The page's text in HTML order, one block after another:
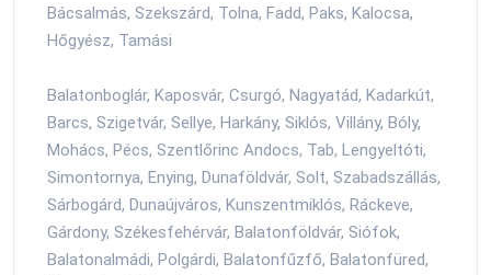
Bácsalmás, Szekszárd, Tolna, Fadd, Paks, Kalocsa,
Hőgyész, Tamási
Balatonboglár, Kaposvár, Csurgó, Nagyatád, Kadarkút,
Barcs, Szigetvár, Sellye, Harkány, Siklós, Villány, Bóly,
Mohács, Pécs, Szentlőrinc Andocs, Tab, Lengyeltóti,
Simontornya, Enying, Dunaföldvár, Solt, Szabadszállás,
Sárbogárd, Dunaújváros, Kunszentmiklós, Ráckeve,
Gárdony, Székesfehérvár, Balatonföldvár, Siófok,
Balatonalmádi, Polgárdi, Balatonfűzfő, Balatonfüred,